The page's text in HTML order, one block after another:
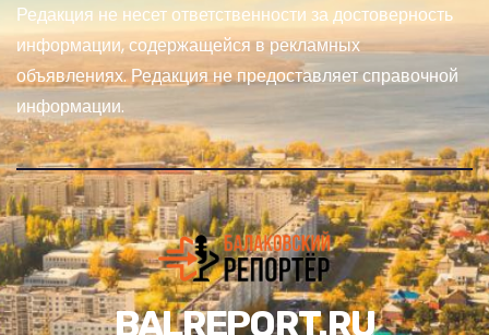
Редакция не несет ответственности за достоверность
информации, содержащейся в рекламных
объявлениях. Редакция не предоставляет справочной
информации.
BALREPORT.RU